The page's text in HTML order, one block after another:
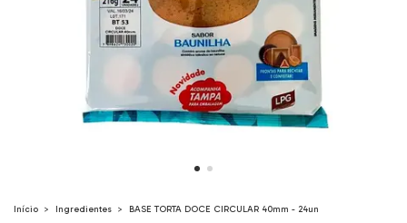
Início > Ingredientes > BASE TORTA DOCE CIRCULAR 40mm - 24un